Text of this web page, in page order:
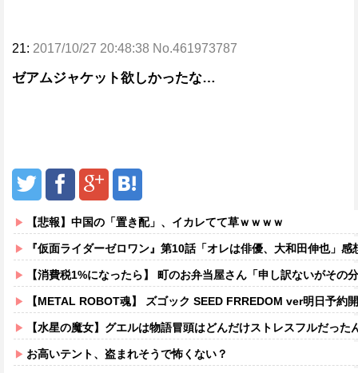
21: 2017/10/27 20:48:38 No.461973787
ゼアムジャケット欲しかったな…
【悲報】中国の「置き配」、イカレてて草ｗｗｗｗ
『仮面ライダーゼロワン』第10話「オレは俳優、大和田伸也」感
【消費税1%になったら】 町のお弁当屋さん「申し訳ないがその分商品代を
【METAL ROBOT魂】 ズゴック SEED FRREDOM ver明日予約開始！！
【水星の魔女】グエルは物語冒頭はどんだけストレスフルだっ
お高いテント、盗まれそうで怖くない？